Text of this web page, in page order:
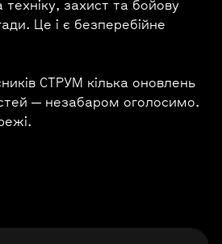
захист та бойову
Це і є безперебійне
СТРУМ кілька оновлень
— незабаром оголосимо.